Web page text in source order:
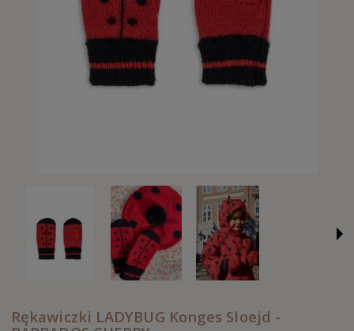
Rękawiczki LADYBUG Konges Sloejd -